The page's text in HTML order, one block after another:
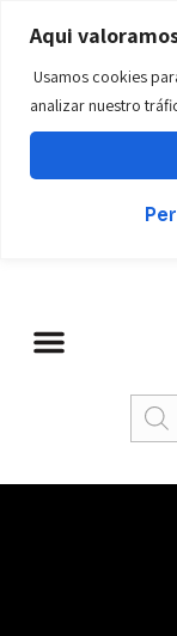
Aqui
Usamos cookies
analizar nuestro